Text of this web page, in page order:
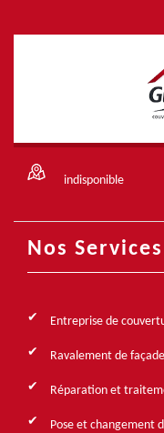
indisponible
Nos Services
Entreprise de
Ravalement de
Réparation et
Pose et changement